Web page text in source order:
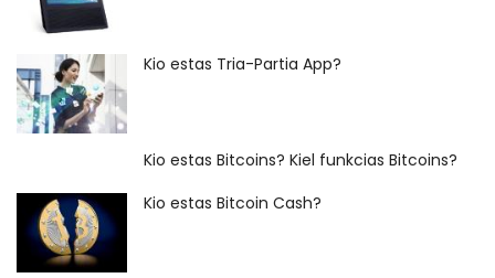
Kio estas Tria-Partia App?
Kio estas Bitcoins? Kiel funkcias Bitcoins?
Kio estas Bitcoin Cash?